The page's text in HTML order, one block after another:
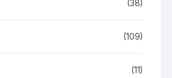
(38)
(109)
(11)